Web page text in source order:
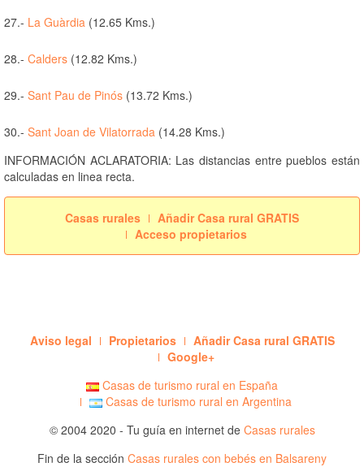
27.- La Guàrdia (12.65 Kms.)
28.- Calders (12.82 Kms.)
29.- Sant Pau de Pinós (13.72 Kms.)
30.- Sant Joan de Vilatorrada (14.28 Kms.)
INFORMACIÓN ACLARATORIA: Las distancias entre pueblos están
calculadas en linea recta.
Casas rurales
Añadir Casa rural GRATIS
Acceso propietarios
Aviso legal Propietarios
Añadir Casa rural GRATIS
Google+
Casas de turismo rural en España
Casas de turismo rural en Argentina
© 2004 2020 - Tu guía en internet de Casas rurales
Fin de la sección Casas rurales con bebés en Balsareny